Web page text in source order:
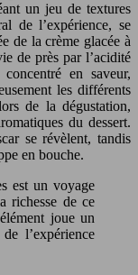
un jeu de textures
de l’expérience, se
de la crème glacée à
de près par l’acidité
en saveur,
les différents
de la dégustation,
du dessert.
se révèlent, tandis
en bouche.
est un voyage
richesse de ce
joue un
l’expérience